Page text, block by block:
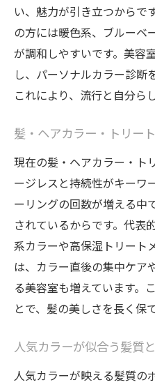
い、魅力が引き立つからで
の方には暖色系、ブルーベ
が調和しやすいです。美容
し、パーソナルカラー診断
これにより、流行と自分ら
髪・ヘアカラー・トリー
現在の髪・ヘアカラー・ト
ージレスと持続性がキーワ
ーリングの回数が増える中
されているからです。代表
系カラーや高保湿トリート
は、カラー直後の集中ケア
る美容室も増えています。
とで、髪の美しさを長く保て
人気カラーが似合う髪質
人気カラーが映える髪質の